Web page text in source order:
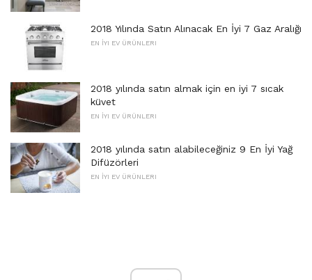
2018 Yılında Satın Alınacak En İyi 7 Gaz Aralığı
EN İYI EV ÜRÜNLERI
2018 yılında satın almak için en iyi 7 sıcak
küvet
EN İYI EV ÜRÜNLERI
2018 yılında satın alabileceğiniz 9 En İyi Yağ
Difüzörleri
EN İYI EV ÜRÜNLERI